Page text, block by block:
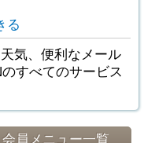
る
気、便利なメール
すべてのサービス
会員メニュー一覧